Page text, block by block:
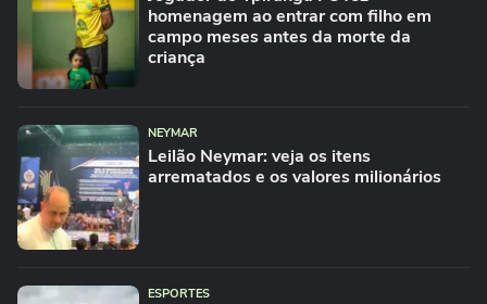
homenagem ao entrar com filho em
campo meses antes da morte da
criança
NEYMAR
Leilão Neymar: veja os itens
arrematados e os valores milionários
ESPORTES